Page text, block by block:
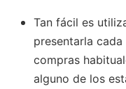
Tan fácil es
presentarla
compras
alguno de los